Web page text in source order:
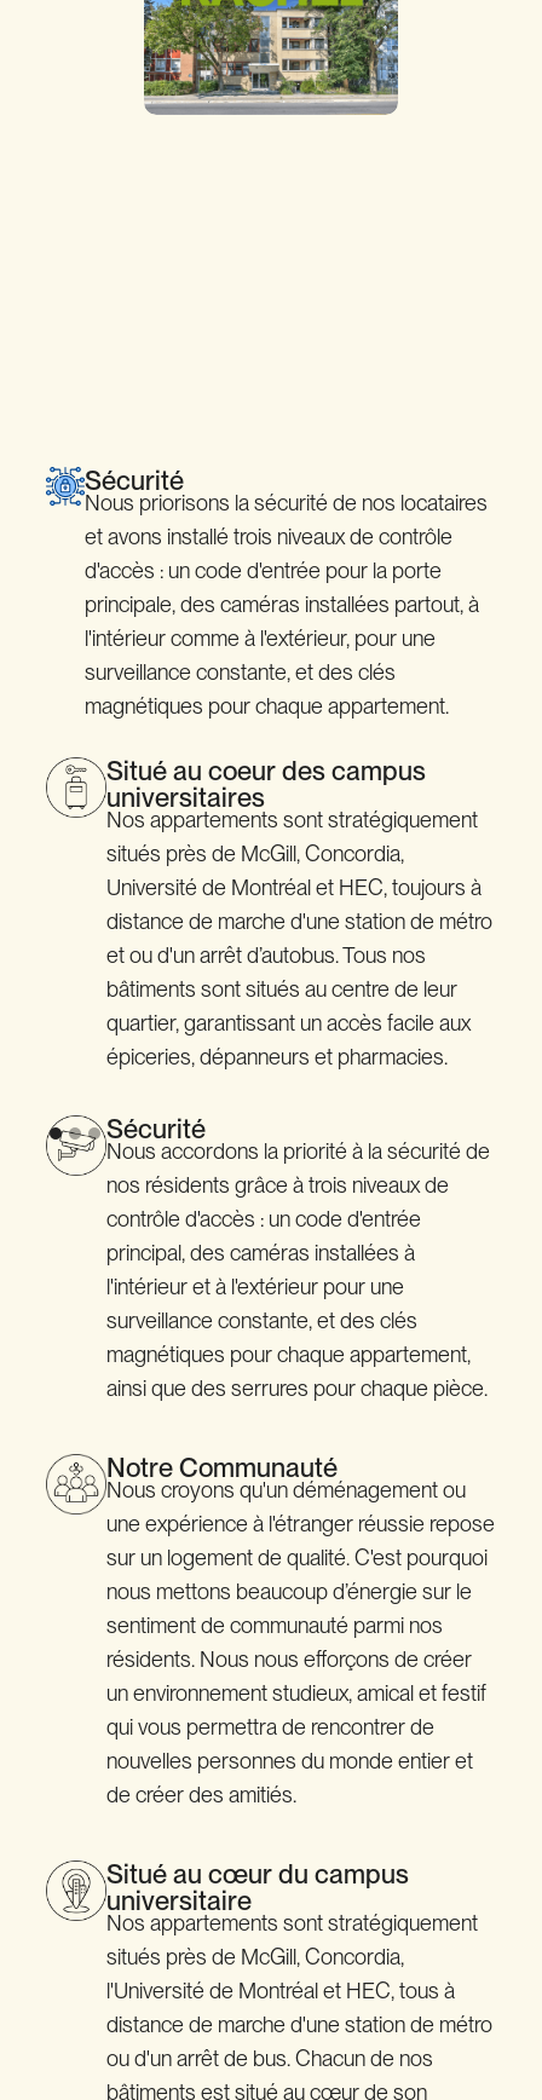
Sécurité
Nous priorisons la sécurité de nos locataires
et avons installé trois niveaux de contrôle
d'accès : un code d'entrée pour la porte
principale, des caméras installées partout, à
l'intérieur comme à l'extérieur, pour une
surveillance constante, et des clés
magnétiques pour chaque appartement.
Situé au coeur des campus
universitaires
Nos appartements sont stratégiquement
situés près de McGill, Concordia,
Université de Montréal et HEC, toujours à
distance de marche d'une station de métro
et ou d'un arrêt d’autobus. Tous nos
bâtiments sont situés au centre de leur
quartier, garantissant un accès facile aux
épiceries, dépanneurs et pharmacies.
Sécurité
Nous accordons la priorité à la sécurité de
nos résidents grâce à trois niveaux de
contrôle d'accès : un code d'entrée
principal, des caméras installées à
l'intérieur et à l'extérieur pour une
surveillance constante, et des clés
magnétiques pour chaque appartement,
ainsi que des serrures pour chaque pièce.
Notre Communauté
Nous croyons qu'un déménagement ou
une expérience à l'étranger réussie repose
sur un logement de qualité. C'est pourquoi
nous mettons beaucoup d’énergie sur le
sentiment de communauté parmi nos
résidents. Nous nous efforçons de créer
un environnement studieux, amical et festif
qui vous permettra de rencontrer de
nouvelles personnes du monde entier et
de créer des amitiés.
Situé au cœur du campus
universitaire
Nos appartements sont stratégiquement
situés près de McGill, Concordia,
l'Université de Montréal et HEC, tous à
distance de marche d'une station de métro
ou d'un arrêt de bus. Chacun de nos
bâtiments est situé au cœur de son